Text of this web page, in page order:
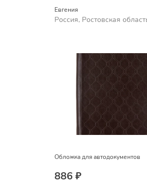
Евгения
Россия, Ростовская
Обложка для автодокументов
886 ₽